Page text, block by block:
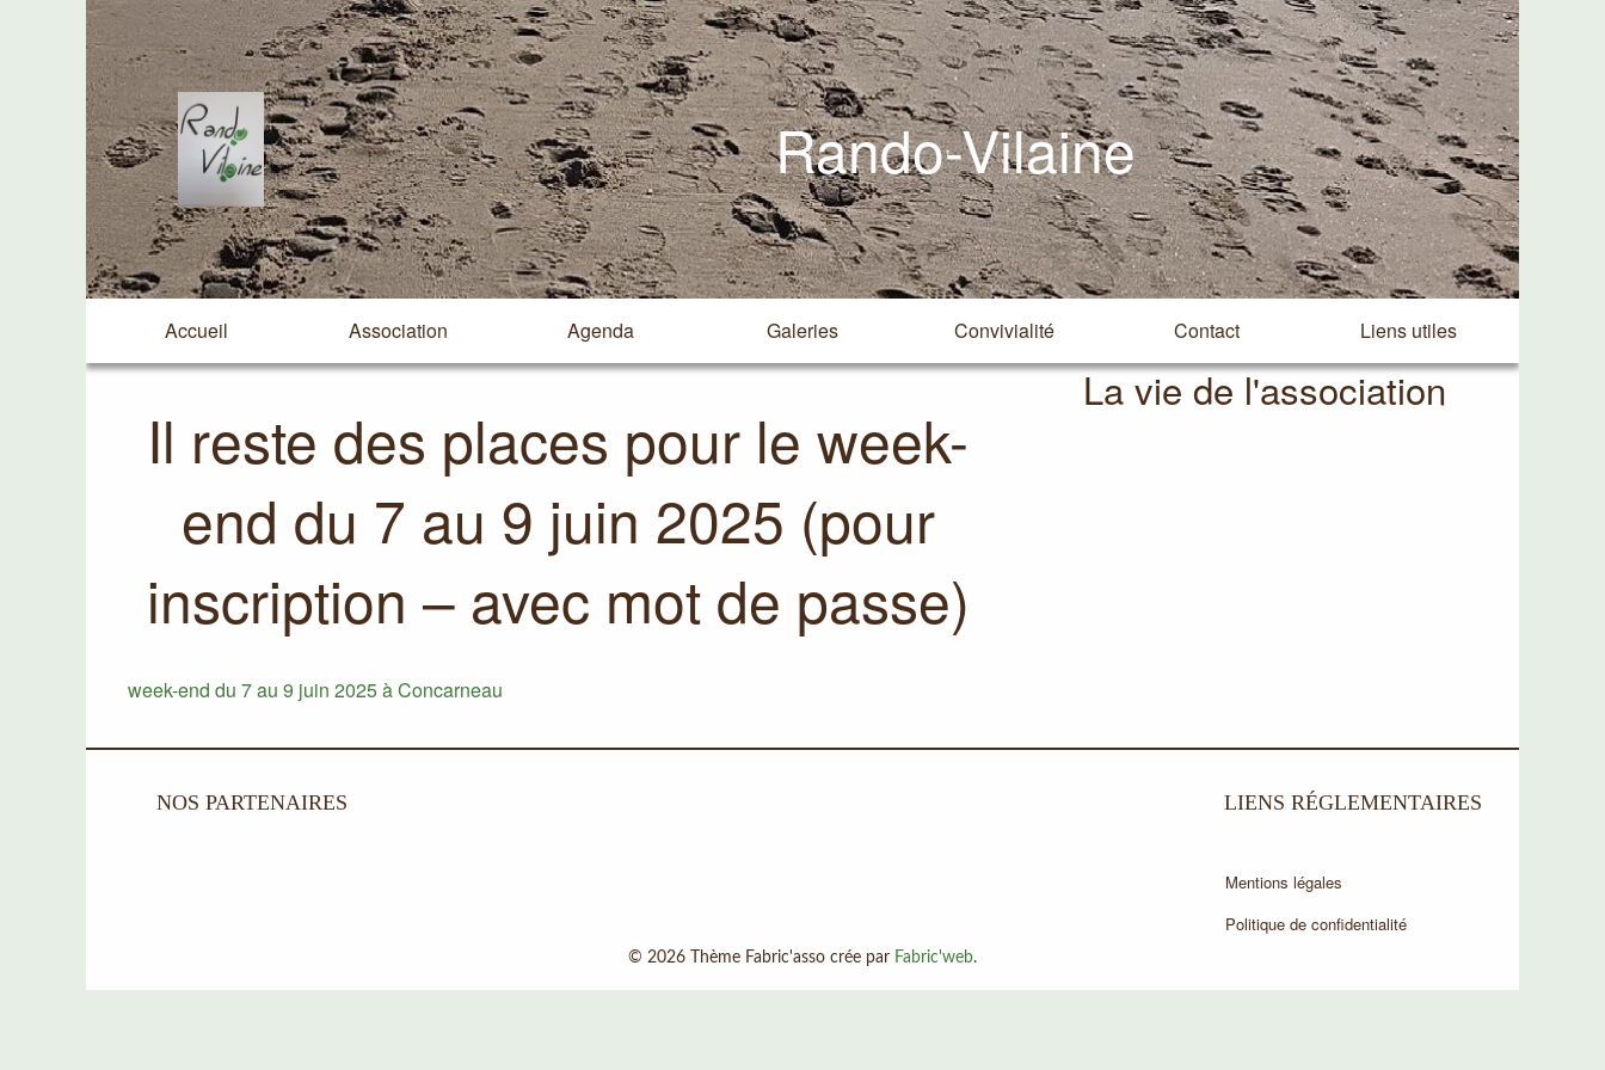
Rando-Vilaine
Accueil Association Agenda Galeries Convivialité Contact Liens utiles
Il reste des places pour le week-
end du 7 au 9 juin 2025 (pour
inscription – avec mot de passe)
week-end du 7 au 9 juin 2025 à Concarneau
La vie de l'association
NOS PARTENAIRES LIENS RÉGLEMENTAIRES
Mentions légales
Politique de confidentialité
© 2026 Thème Fabric'asso crée par Fabric'web.